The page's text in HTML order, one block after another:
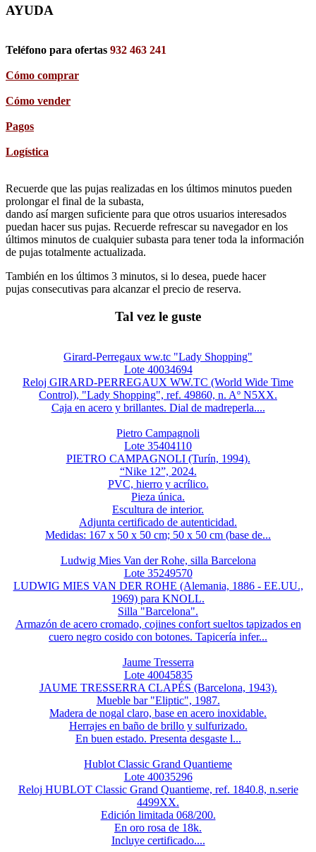
AYUDA
Teléfono para ofertas 932 463 241
Cómo comprar
Cómo vender
Pagos
Logística
Recuerde que las pujas realizadas en los últimos minutos pueden
prolongar el final de la subasta,
dando así margen suficiente para que otros usuarios interesados
puedan hacer sus pujas. Recuerde refrescar su navegador en los
últimos minutos de cualquier subasta para tener toda la información
de pujas totalmente actualizada.
También en los últimos 3 minutos, si lo desea, puede hacer
pujas consecutivas para alcanzar el precio de reserva.
Tal vez le guste
Girard-Perregaux ww.tc "Lady Shopping"
Lote 40034694
Reloj GIRARD-PERREGAUX WW.TC (World Wide Time
Control), "Lady Shopping", ref. 49860, n. Aº N5XX.
Caja en acero y brillantes. Dial de madreperla....
Pietro Campagnoli
Lote 35404110
PIETRO CAMPAGNOLI (Turín, 1994).
“Nike 12”, 2024.
PVC, hierro y acrílico.
Pieza única.
Escultura de interior.
Adjunta certificado de autenticidad.
Medidas: 167 x 50 x 50 cm; 50 x 50 cm (base de...
Ludwig Mies Van der Rohe, silla Barcelona
Lote 35249570
LUDWIG MIES VAN DER ROHE (Alemania, 1886 - EE.UU.,
1969) para KNOLL.
Silla "Barcelona".
Armazón de acero cromado, cojines confort sueltos tapizados en
cuero negro cosido con botones. Tapicería infer...
Jaume Tresserra
Lote 40045835
JAUME TRESSERRA CLAPÉS (Barcelona, 1943).
Mueble bar "Eliptic", 1987.
Madera de nogal claro, base en acero inoxidable.
Herrajes en baño de brillo y sulfurizado.
En buen estado. Presenta desgaste l...
Hublot Classic Grand Quantieme
Lote 40035296
Reloj HUBLOT Classic Grand Quantieme, ref. 1840.8, n.serie
4499XX.
Edición limitada 068/200.
En oro rosa de 18k.
Incluye certificado....